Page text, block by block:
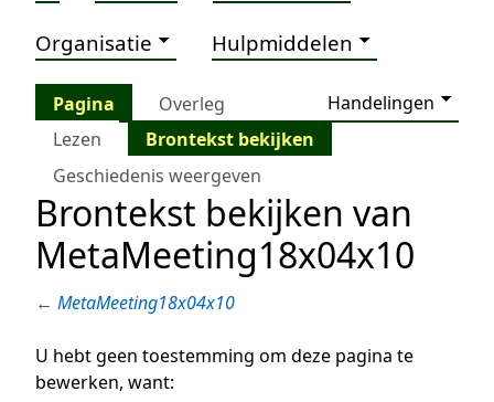
Organisatie Hulpmiddelen
Pagina Overleg
Handelingen
Lezen
Brontekst bekijken
Geschiedenis weergeven
Brontekst bekijken van
MetaMeeting18x04x10
← MetaMeeting18x04x10
U hebt geen toestemming om deze pagina te
bewerken, want: